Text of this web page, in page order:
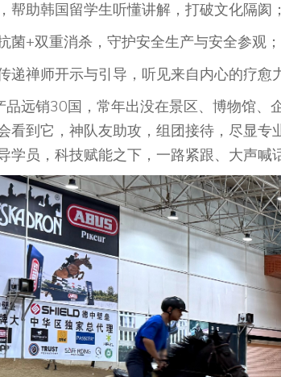
帮助韩国留学生听懂讲解，打破文化隔阂；
菌+双重消杀，守护安全生产与安全参观；
递禅师开示与引导，听见来自内心的疗愈
品远销30国，常年出没在景区、博物馆
看到它，神队友助攻，组团接待，尽显
学员，科技赋能之下，一路紧跟、大声喊